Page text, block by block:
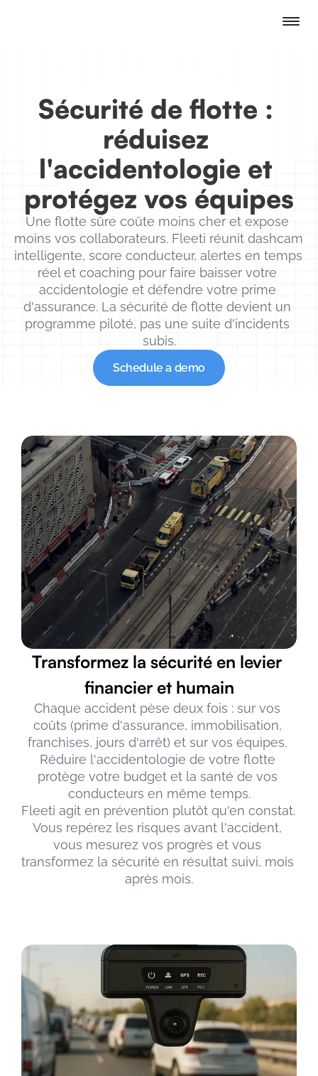
Sécurité de flotte :
réduisez
l'accidentologie et
protégez vos équipes
Une flotte sûre coûte moins cher et expose
moins vos collaborateurs. Fleeti réunit dashcam
intelligente, score conducteur, alertes en temps
réel et coaching pour faire baisser votre
accidentologie et défendre votre prime
d'assurance. La sécurité de flotte devient un
programme piloté, pas une suite d'incidents
subis.
Schedule a demo
Transformez la sécurité en levier
financier et humain
Chaque accident pèse deux fois : sur vos
coûts (prime d'assurance, immobilisation,
franchises, jours d'arrêt) et sur vos équipes.
Réduire l'accidentologie de votre flotte
protège votre budget et la santé de vos
conducteurs en même temps.
Fleeti agit en prévention plutôt qu'en constat.
Vous repérez les risques avant l'accident,
vous mesurez vos progrès et vous
transformez la sécurité en résultat suivi, mois
après mois.